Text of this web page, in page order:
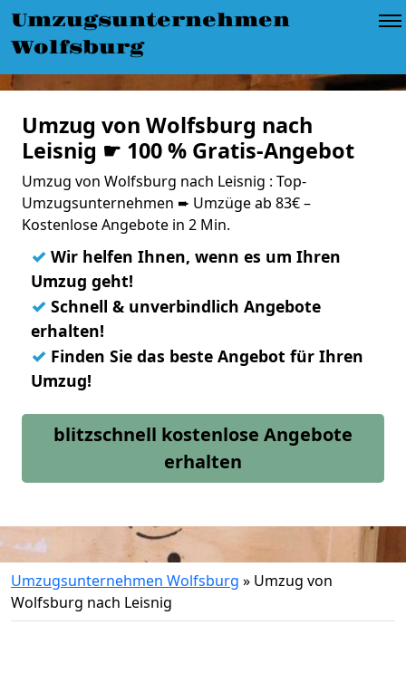
Umzugsunternehmen
Wolfsburg
Umzug von Wolfsburg nach
Leisnig ☛ 100 % Gratis-Angebot
Umzug von Wolfsburg nach Leisnig : Top-
Umzugsunternehmen ➨ Umzüge ab 83€ –
Kostenlose Angebote in 2 Min.
✓ Wir helfen Ihnen, wenn es um Ihren
Umzug geht!
✓ Schnell & unverbindlich Angebote
erhalten!
✓ Finden Sie das beste Angebot für Ihren
Umzug!
blitzschnell kostenlose Angebote
erhalten
Umzugsunternehmen Wolfsburg » Umzug von
Wolfsburg nach Leisnig